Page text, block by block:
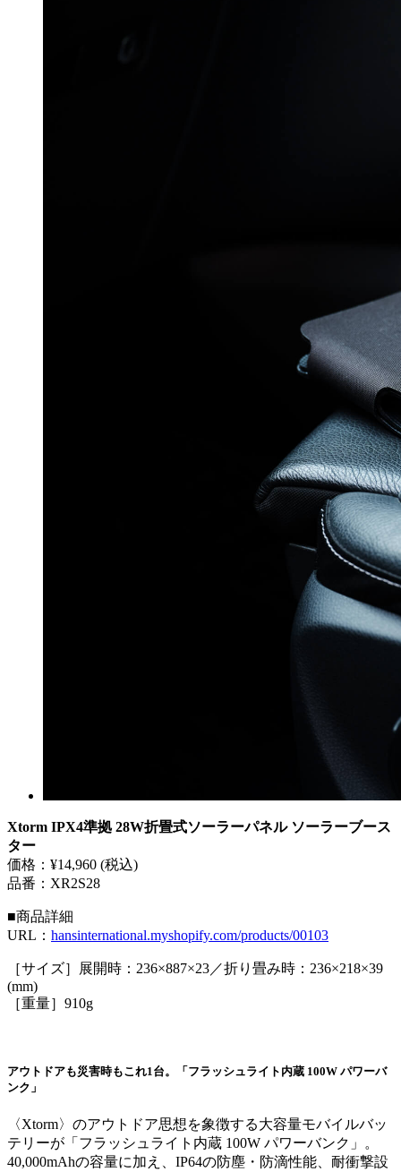
Xtorm IPX4準拠 28W折畳式ソーラーパネル ソーラーブース
ター
価格：¥14,960 (税込)
品番：XR2S28
■商品詳細
URL： hansinternational.myshopify.com/products/00103
［サイズ］展開時：236×887×23／折り畳み時：236×218×39
(mm)
［重量］910g
アウトドアも災害時もこれ1台。「フラッシュライト内蔵 100W パワーバ
ンク」
〈Xtorm〉のアウトドア思想を象徴する大容量モバイルバッ
テリーが「フラッシュライト内蔵 100W パワーバンク」。
40,000mAhの容量に加え、IP64の防塵・防滴性能、耐衝撃設